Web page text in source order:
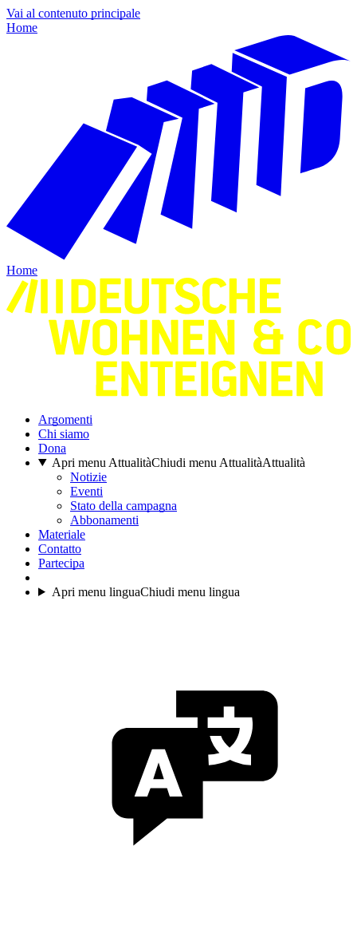
Vai al contenuto principale
Home
Home
Argomenti
Chi siamo
Dona
Apri menu AttualitàChiudi menu AttualitàAttualità
Notizie
Eventi
Stato della campagna
Abbonamenti
Materiale
Contatto
Partecipa
Apri menu linguaChiudi menu lingua